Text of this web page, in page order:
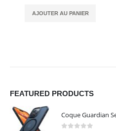
AJOUTER AU PANIER
FEATURED PRODUCTS